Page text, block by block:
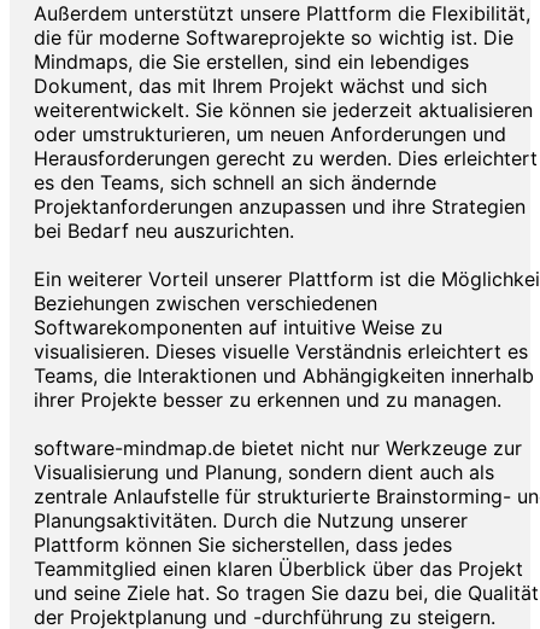
Außerdem unterstützt unsere Plattform die Flexibilität,
die für moderne Softwareprojekte so wichtig ist. Die
Mindmaps, die Sie erstellen, sind ein lebendiges
Dokument, das mit Ihrem Projekt wächst und sich
weiterentwickelt. Sie können sie jederzeit aktualisieren
oder umstrukturieren, um neuen Anforderungen und
Herausforderungen gerecht zu werden. Dies erleichtert
es den Teams, sich schnell an sich ändernde
Projektanforderungen anzupassen und ihre Strategien
bei Bedarf neu auszurichten.
Ein weiterer Vorteil unserer Plattform ist die
Beziehungen zwischen verschiedenen
Softwarekomponenten auf intuitive Weise zu
visualisieren. Dieses visuelle Verständnis erleichtert es
Teams, die Interaktionen und Abhängigkeiten innerhalb
ihrer Projekte besser zu erkennen und zu managen.
software-mindmap.de bietet nicht nur Werkzeuge zur
Visualisierung und Planung, sondern dient auch als
zentrale Anlaufstelle für strukturierte Brainstorming-
Planungsaktivitäten. Durch die Nutzung unserer
Plattform können Sie sicherstellen, dass jedes
Teammitglied einen klaren Überblick über das Projekt
und seine Ziele hat. So tragen Sie dazu bei, die Qualität
der Projektplanung und -durchführung zu steigern.